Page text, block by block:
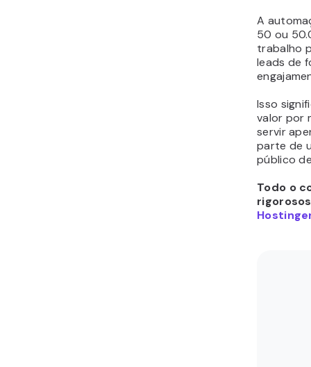
A
50 ou
trabalho
leads de
Isso
valor por
servir
parte de
público
Todo o